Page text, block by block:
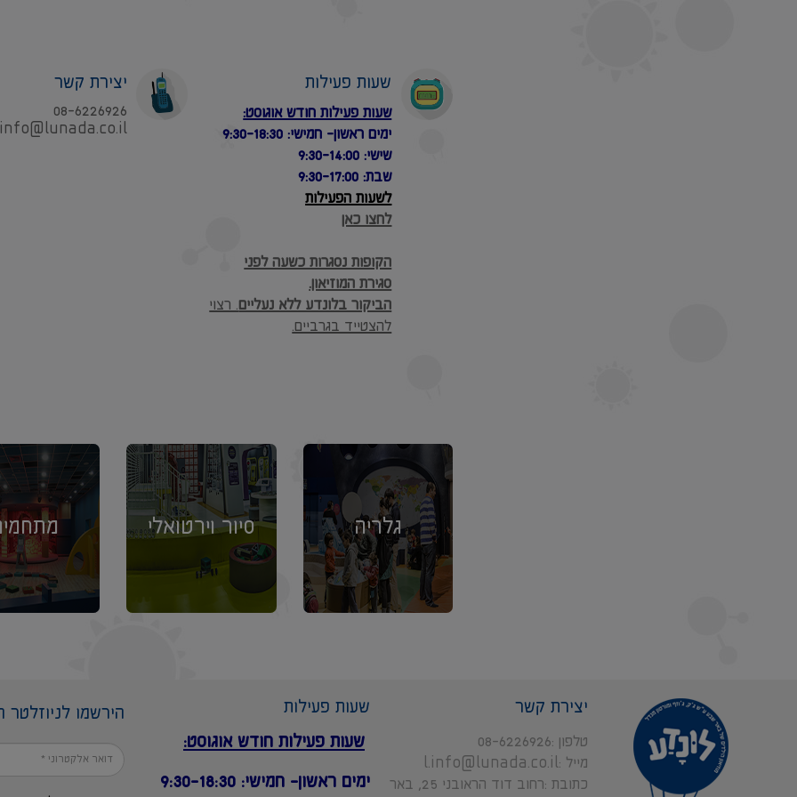
שעות פעילות
שעות פעילות חודש אוגוסט:
ימים ראשון- חמישי: 9:30-18:30
שישי: 9:30-14:00
שבת: 9:30-17:00
לשעות הפעילות
לחצו כאן
הקופות נסגרות כשעה לפני
סגירת המוזיאון.
הביקור בלונדע ללא נעליים. רצוי
להצטייד בגרביים.
יצירת קשר
08-6226926
גלריה סיור וירטואלי
יצירת קשר
טלפון 08-6226926
מייל l.info@lunada.co.il
כתובת
רחוב דוד הראובני 25, באר
שעות פעילות
שעות פעילות חודש אוגוסט:
ימים ראשון- חמישי: 9:30-18:30
הירשמו לניוזלטר